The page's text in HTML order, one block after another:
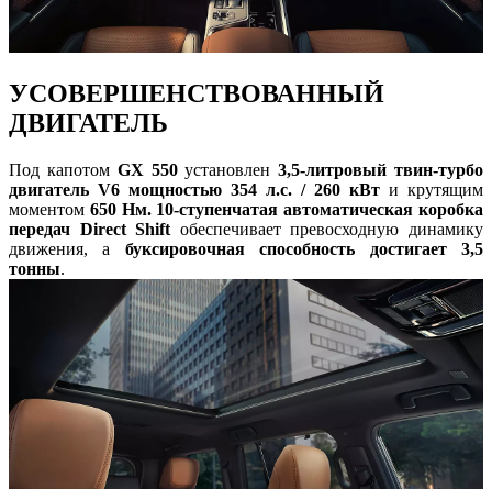
УСОВЕРШЕНСТВОВАННЫЙ
ДВИГАТЕЛЬ
Под капотом GX 550установлен 3,5-литровый твин-турбо
двигатель V6 мощностью 354 л.с. / 260 кВт и крутящим
моментом 650 Нм. 10-ступенчатая автоматическая коробка
передач Direct Shift обеспечивает превосходную динамику
движения, а буксировочная способность достигает 3,5
тонны.